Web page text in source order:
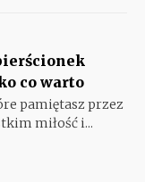
co warto
pamiętasz przez
miłość i...